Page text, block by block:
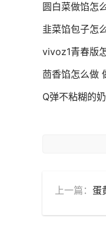
圆白菜做馅怎
韭菜馅包子怎
vivoz1青春版
茴香馅怎么做
Q弹不粘糊的
上一篇： 蛋